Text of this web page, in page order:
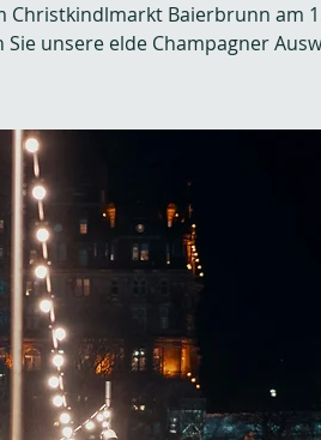
Christkindlmarkt Baierbrunn am
Sie unsere elde Champagner